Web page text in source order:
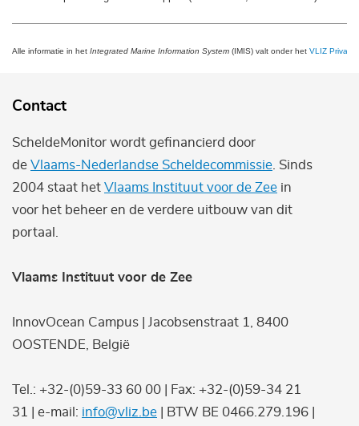
Alle informatie in het Integrated Marine Information System (IMIS) valt onder het VLIZ Privacy
Contact
ScheldeMonitor wordt gefinancierd door
de Vlaams-Nederlandse Scheldecommissie . Sinds
2004 staat het Vlaams Instituut voor de Zee in
voor het beheer en de verdere uitbouw van dit
portaal.
Vlaams Instituut voor de Zee
InnovOcean Campus | Jacobsenstraat 1, 8400
OOSTENDE, België
Tel.: +32-(0)59-33 60 00 | Fax: +32-(0)59-34 21
31 | e-mail: info@vliz.be | BTW BE 0466.279.196 |